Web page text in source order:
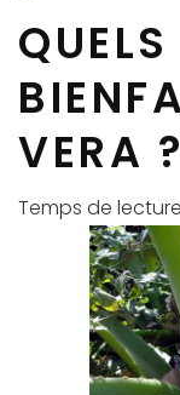
VERA ?
Temps de